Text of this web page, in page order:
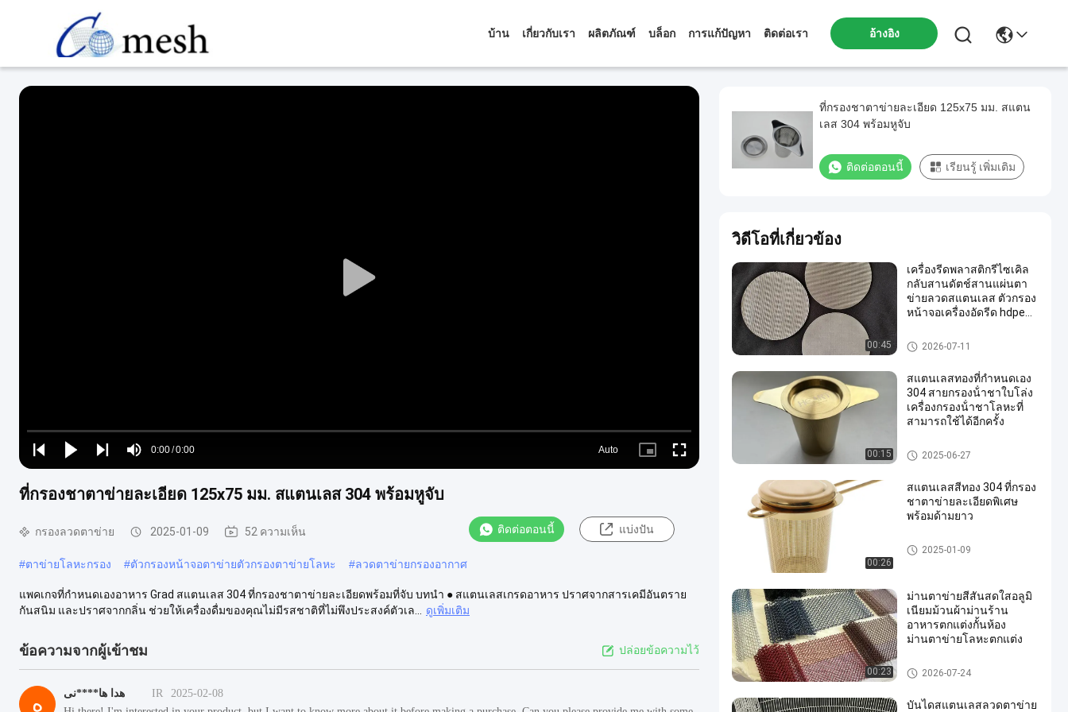
บ้าน เกี่ยวกับเรา ผลิตภัณฑ์ บล็อก การแก้ปัญหา ติดต่อเรา อ้างอิง
Play
Play
Play
Play
Mute
Time
0:00/0:00
Loaded:
0%
Auto
Picture- Fullscreen
ที่กรองชาตาข่ายละเอียด 125x75 มม. สแตนเลส 304 พร้อมหูจับ
กรองลวดตาข่าย 2025-01-09 52 ความเห็น ติดต่อตอนนี้ แบ่งปัน
#ตาข่ายโลหะกรอง #ตัวกรองหน้าจอตาข่ายตัวกรองตาข่ายโลหะ #ลวดตาข่ายกรองอากาศ
แพคเกจที่กำหนดเองอาหาร Grad สแตนเลส 304 ที่กรองชาตาข่ายละเอียดพร้อมที่จับ บทนำ ● สแตนเลสเกรดอาหาร ปราศจากสารเคมีอันตราย
กันสนิม และปราศจากกลิ่น ช่วยให้เครื่องดื่มของคุณไม่มีรสชาติที่ไม่พึงประสงค์ตัวเล...
ดูเพิ่มเติม
ข้อความจากผู้เข้าชม ปล่อยข้อความไว้
ه هدا ها****نی IR
2025-02-08
ที่กรองชาตาข่ายละเอียด 125x75 มม. สแตน
เลส 304 พร้อมหูจับ
ติดต่อตอนนี้ เรียนรู้ เพิ่มเติม
วิดีโอที่เกี่ยวข้อง
00:45
เครื่องรีดพลาสติกรีไซเคิล
กลับสานดัตช์สานแผ่นตา
ข่ายลวดสแตนเลส ตัวกรอง
หน้าจอเครื่องอัดรีด hdpe
ลวดตาข่ายสแตนเลส
2026-07-11
00:15
สแตนเลสทองที่กําหนดเอง
304 สายกรองน้ําชาใบโล่ง
เครื่องกรองน้ําชาโลหะที่
สามารถใช้ได้อีกครั้ง
กรองลวดตาข่าย
2025-06-27
00:26
สแตนเลสสีทอง 304 ที่กรอง
ชาตาข่ายละเอียดพิเศษ
พร้อมด้ามยาว
กรองลวดตาข่าย
2025-01-09
00:23
ม่านตาข่ายสีสันสดใสอลูมิ
เนียมม้วนผ้าม่านร้าน
อาหารตกแต่งกั้นห้อง
ม่านตาข่ายโลหะตกแต่ง
ลวดตาข่ายตกแต่ง
2026-07-24
บันไดสแตนเลสลวดตาข่าย